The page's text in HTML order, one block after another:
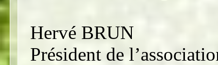
Hervé BRUN
Président de